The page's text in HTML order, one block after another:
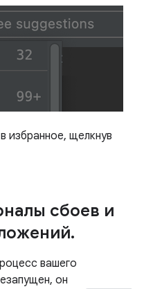
избранное, щелкнув
сбоев и
.
вашего
он